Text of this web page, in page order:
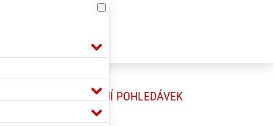
POJIŠTĚNÍ POHLEDÁVEK